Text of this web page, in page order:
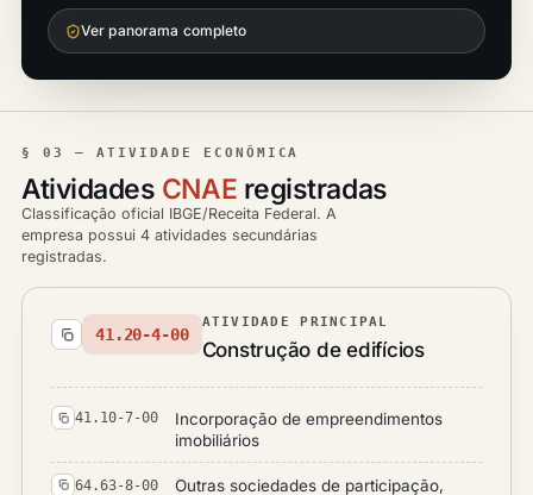
Ver panorama completo
§ 03 — ATIVIDADE ECONÔMICA
Atividades CNAE registradas
Classificação oficial IBGE/Receita Federal. A
empresa possui 4 atividades secundárias
registradas.
41.20-4-00
ATIVIDADE PRINCIPAL
Construção de edifícios
41.10-7-00
Incorporação de empreendimentos
imobiliários
64.63-8-00 Outras sociedades de participação,